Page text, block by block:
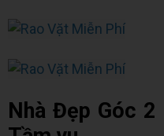
Nhà Đẹp Góc 2